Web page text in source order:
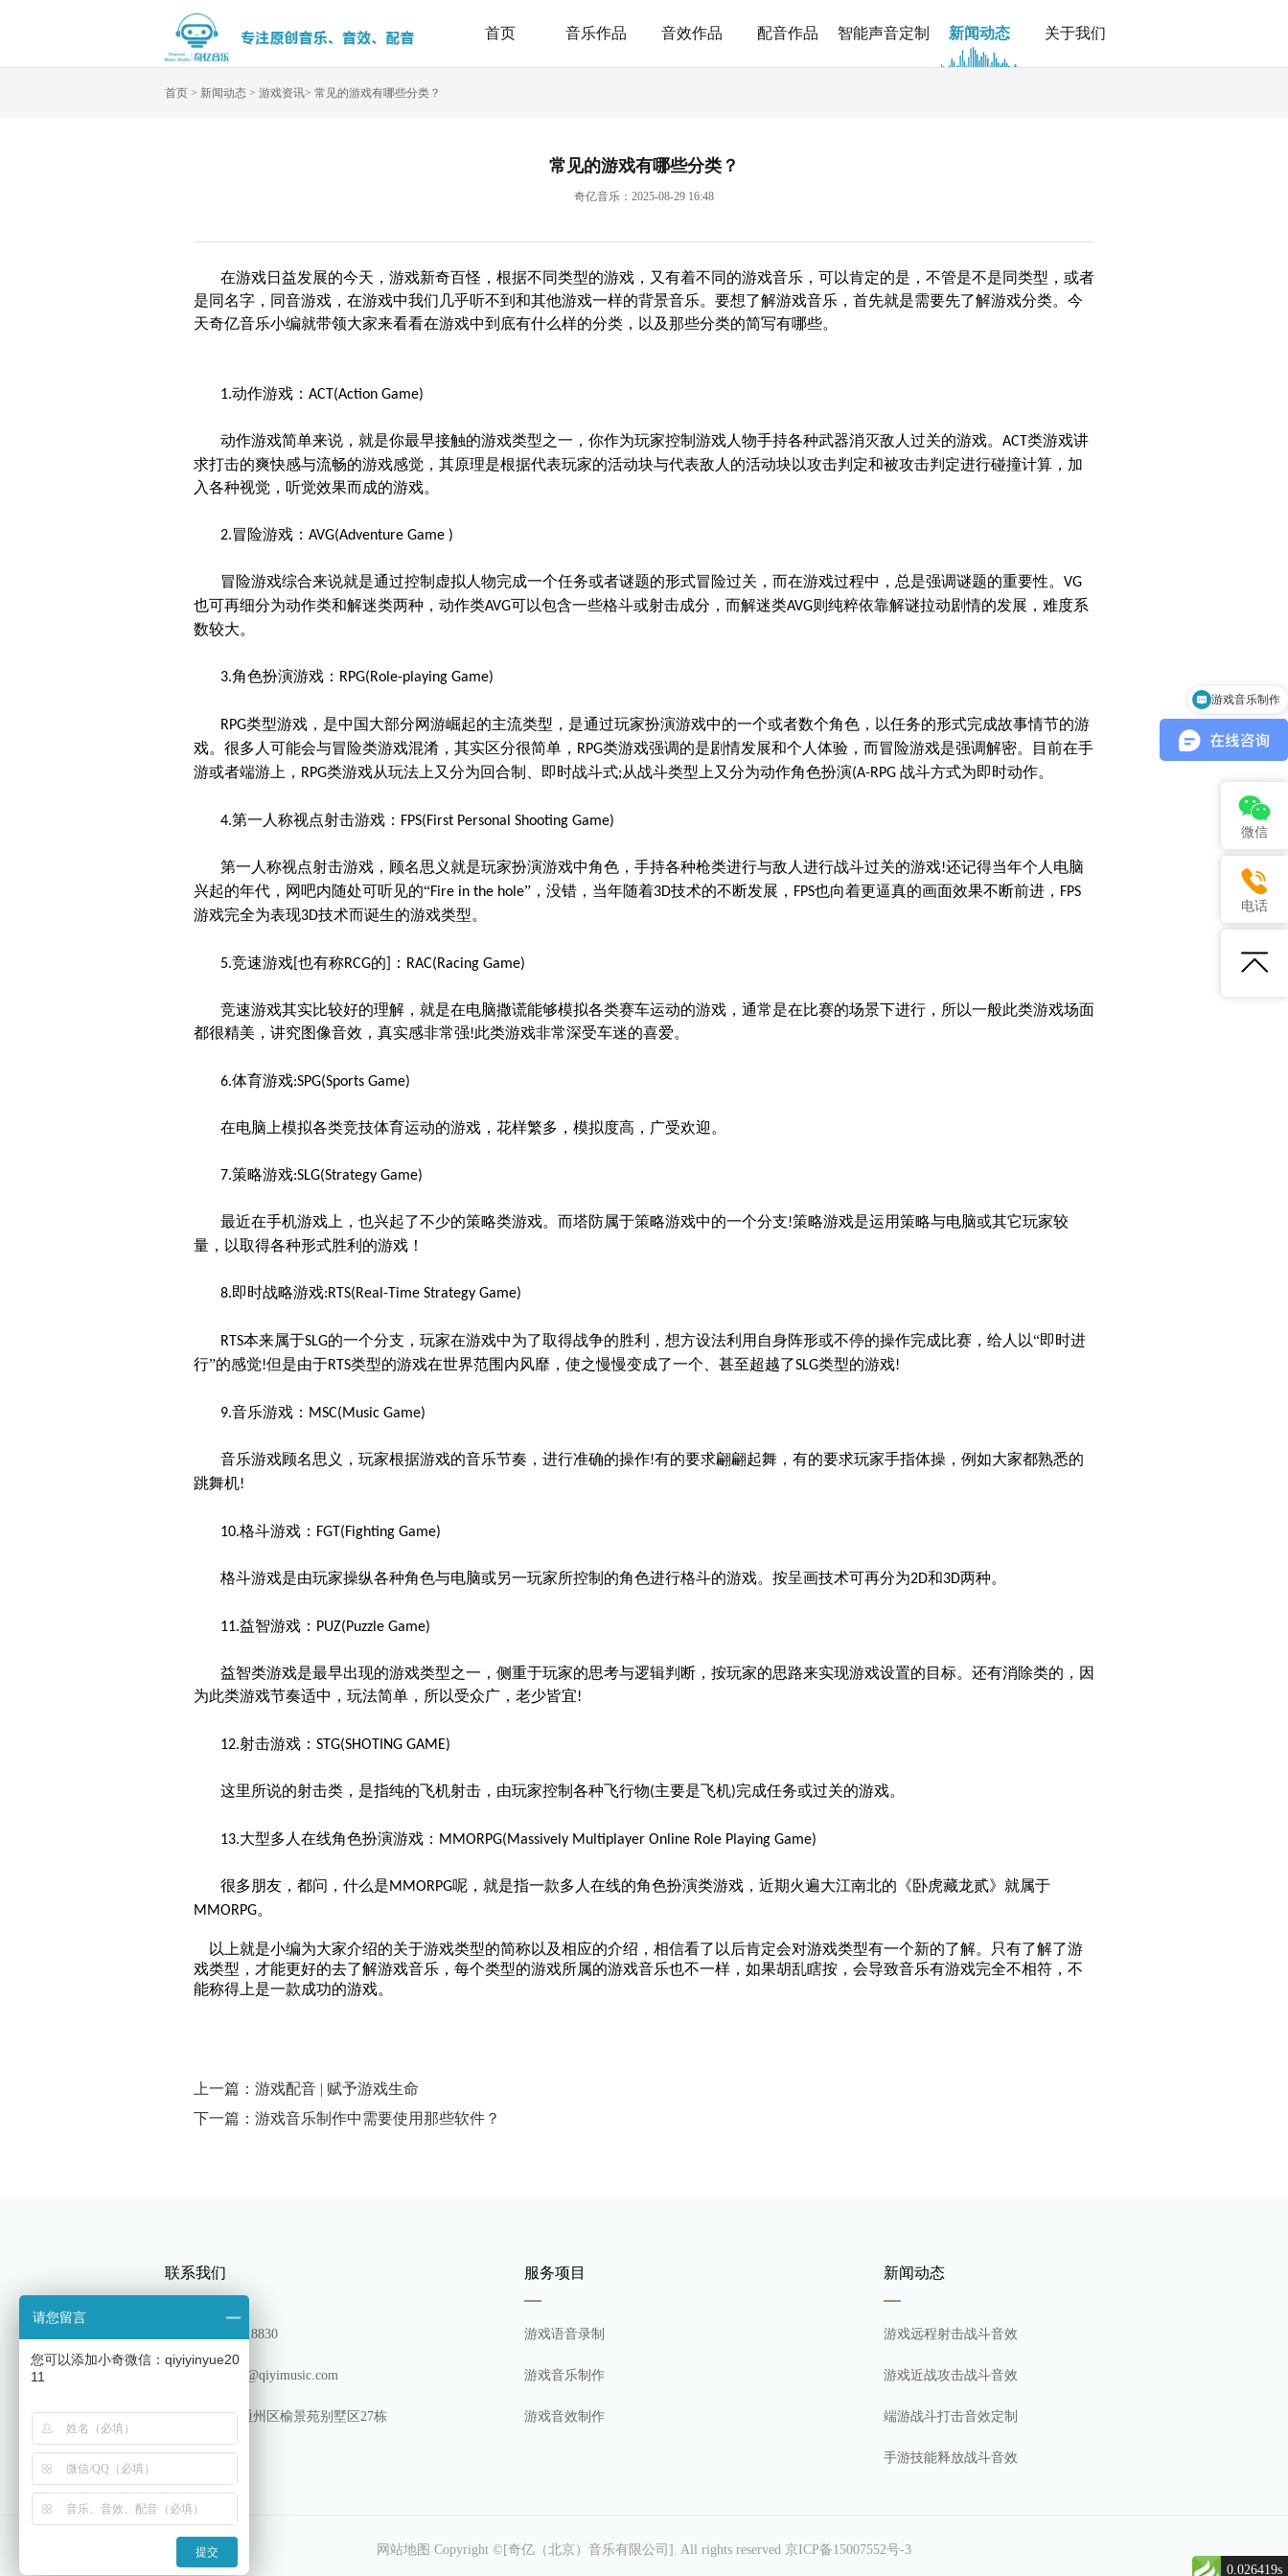
首页 音乐作品 音效作品 配音作品 智能声音定制 新闻动态 关于我们
首页 > 新闻动态 > 游戏资讯> 常见的游戏有哪些分类？
常见的游戏有哪些分类？
奇亿音乐：2025-08-29 16:48
在游戏日益发展的今天，游戏新奇百怪，根据不同类型的游戏，又有着不同的游戏音乐，可以肯定的是，不管是不是同类型，或者
是同名字，同音游戏，在游戏中我们几乎听不到和其他游戏一样的背景音乐。要想了解游戏音乐 ，首先就是需要先了解游戏分类。今
天奇亿音乐小编就带领大家来看看在游戏中到底有什么样的分类，以及那些分类的简写有哪些。
1.动作游戏： ACT(Action Game)
动作游戏简单来说，就是你最早接触的游戏类型之一，你作为玩家控制游戏人物手持各种武器消灭敌人过关的游戏。 ACT类游戏讲
求打击的爽快感与流畅的游戏感觉，其原理是根据代表玩家的活动块与代表敌人的活动块以攻击判定和被攻击判定进行碰撞计算，加
入各种视觉，听觉效果而成的游戏。
2.冒险游戏： AVG(Adventure Game )
冒险游戏综合来说就是通过控制虚拟人物完成一个任务或者谜题的形式冒险过关，而在游戏过程中，总是强调谜题的重要性。 VG
也可再细分为动作类和解迷类两种，动作类AVG可以包含一些格斗或射击成分，而解迷类AVG则纯粹依靠解谜拉动剧情的发展，难度系
数较大。
3.角色扮演游戏： RPG(Role-playing Game)
RPG类型游戏，是中国大部分网游崛起的主流类型，是通过玩家扮演游戏中的一个或者数个角色，以任务的形式完成故事情节的游
戏。很多人可能会与冒险类游戏混淆，其实区分很简单， RPG类游戏强调的是剧情发展和个人体验，而冒险游戏是强调解密。目前在手
游或者端游上， RPG类游戏从玩法上又分为回合制、即时战斗式;从战斗类型上又分为动作角色扮演(A-RPG 战斗方式为即时动作。
4.第一人称视点射击游戏： FPS(First Personal Shooting Game)
第一人称视点射击游戏，顾名思义就是玩家扮演游戏中角色，手持各种枪类进行与敌人进行战斗过关的游戏!还记得当年个人电脑
兴起的年代，网吧内随处可听见的“Fire in the hole”，没错，当年随着3D技术的不断发展， FPS也向着更逼真的画面效果不断前进， FPS
游戏完全为表现3D技术而诞生的游戏类型。
5.竞速游戏 也有称RCG的 ： RAC(Racing Game)
竞速游戏其实比较好的理解，就是在电脑撒谎能够模拟各类赛车运动的游戏，通常是在比赛的场景下进行，所以一般此类游戏场面
都很精美，讲究图像音效，真实感非常强!此类游戏非常深受车迷的喜爱。
6.体育游戏:SPG(Sports Game)
在电脑上模拟各类竞技体育运动的游戏，花样繁多，模拟度高，广受欢迎。
7.策略游戏:SLG(Strategy Game)
最近在手机游戏上，也兴起了不少的策略类游戏。而塔防属于策略游戏中的一个分支!策略游戏是运用策略与电脑或其它玩家较
量，以取得各种形式胜利的游戏！
8.即时战略游戏:RTS(Real-Time Strategy Game)
RTS本来属于SLG的一个分支，玩家在游戏中为了取得战争的胜利，想方设法利用自身阵形或不停的操作完成比赛，给人以“即时进
行”的感觉!但是由于RTS类型的游戏在世界范围内风靡，使之慢慢变成了一个、甚至超越了SLG类型的游戏!
9.音乐游戏： MSC(Music Game)
音乐游戏顾名思义，玩家根据游戏的音乐节奏，进行准确的操作!有的要求翩翩起舞，有的要求玩家手指体操，例如大家都熟悉的
跳舞机!
10.格斗游戏： FGT(Fighting Game)
格斗游戏是由玩家操纵各种角色与电脑或另一玩家所控制的角色进行格斗的游戏。按呈画技术可再分为2D和3D两种。
11.益智游戏： PUZ(Puzzle Game)
益智类游戏是最早出现的游戏类型之一，侧重于玩家的思考与逻辑判断，按玩家的思路来实现游戏设置的目标。还有消除类的，因
为此类游戏节奏适中，玩法简单，所以受众广，老少皆宜!
12.射击游戏： STG(SHOTING GAME)
这里所说的射击类，是指纯的飞机射击，由玩家控制各种飞行物(主要是飞机)完成任务或过关的游戏。
13.大型多人在线角色扮演游戏： MMORPG(Massively Multiplayer Online Role Playing Game)
很多朋友，都问，什么是MMORPG呢，就是指一款多人在线的角色扮演类游戏，近期火遍大江南北的《卧虎藏龙贰》就属于
MMORPG。
以上就是小编为大家介绍的关于游戏类型的简称以及相应的介绍，相信看了以后肯定会对游戏类型有一个新的了解。只有了解了游
戏类型，才能更好的去了解游戏音乐，每个类型的游戏所属的游戏音乐也不一样，如果胡乱瞎按，会导致音乐有游戏完全不相符，不
能称得上是一款成功的游戏。
上一篇：游戏配音 | 赋予游戏生命
下一篇：游戏音乐制作中需要使用那些软件？
联系我们
TEL：13180318830
邮箱: shichang@qiyimusic.com
地址: 北京市通州区榆景苑别墅区27栋
服务项目
游戏语音录制
游戏音乐制作
游戏音效制作
新闻动态
游戏远程射击战斗音效
游戏近战攻击战斗音效
端游战斗打击音效定制
手游技能释放战斗音效
网站地图 Copyright ©[奇亿（北京）音乐有限公司]. All rights reserved 京ICP备15007552号-3
微信
电话
0.026419s
游戏音乐制作
请您留言
您可以添加小奇微信：qiyiyinyue20
11
提交